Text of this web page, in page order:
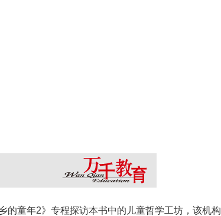
的童年2》专程探访本书中的儿童哲学工坊，该机构